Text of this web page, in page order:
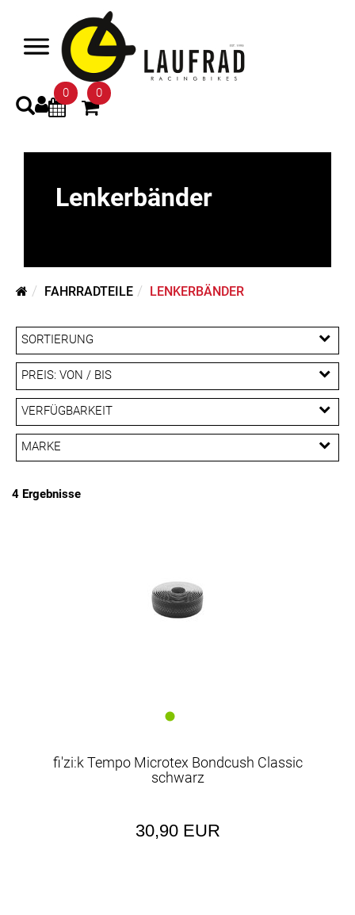
0 0
Lenkerbänder
FAHRRADTEILE LENKERBÄNDER
SORTIERUNG
PREIS: VON / BIS
EUR
EUR
PREISFILTER ANWENDEN
VERFÜGBARKEIT
MARKE
4 Ergebnisse
fi'zi:k Tempo Microtex Bondcush Classic
schwarz
30,90 EUR